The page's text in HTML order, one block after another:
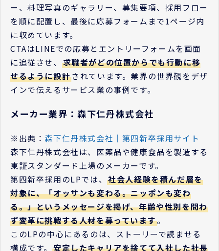
ー、料理写真のギャラリー、募集要項、採用フロー
を順に配置し、最後に応募フォームまで1ページ内
に収めています。
CTAはLINEでの応募とエントリーフォームを画面
に追従させ、 求職者がどの位置からでも行動に移
せるように設計されています。業界の世界観をデザ
インで伝えるサービス業の事例です。
メーカー業界：森下仁丹株式会社
※出典：森下仁丹株式会社｜第四新卒採用サイト
森下仁丹株式会社は、医薬品や健康食品を製造する
東証スタンダード上場のメーカーです。
第四新卒採用のLPでは、社会人経験を積んだ層を
対象に、「オッサンも変わる。ニッポンも変わ
る。」というメッセージを掲げ、年齢や性別を問わ
ず変革に挑戦する人材を募っています。
このLPの中心にあるのは、ストーリーで読ませる
構成です。 安定したキャリアを捨てて入社した社長